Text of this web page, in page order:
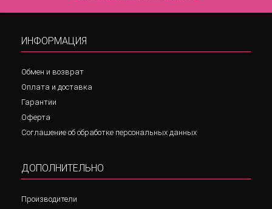
ИНФОРМАЦИЯ
Обмен и возврат
Оплата и доставка
Гарантии
Оферта
Соглашение об обработке персональных данных
ДОПОЛНИТЕЛЬНО
Производители